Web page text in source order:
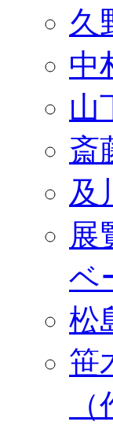
久
中
山
斎
及
展
ベ
松
笹